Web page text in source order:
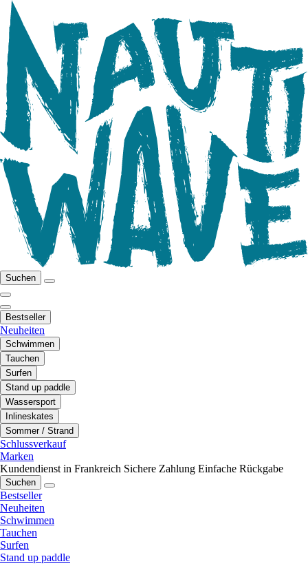
Suchen
Bestseller
Neuheiten
Schwimmen
Tauchen
Surfen
Stand up paddle
Wassersport
Inlineskates
Sommer / Strand
Schlussverkauf
Marken
Kundendienst in Frankreich Sichere Zahlung Einfache Rückgabe
Suchen
Bestseller
Neuheiten
Schwimmen
Tauchen
Surfen
Stand up paddle